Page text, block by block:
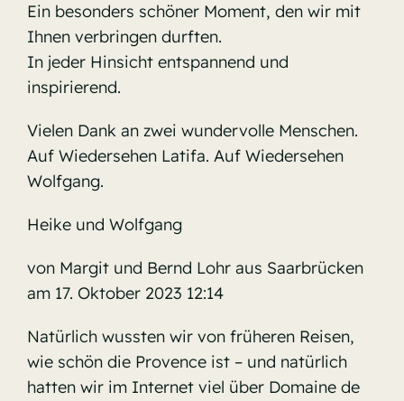
Kontakt
Ein besonders schöner Moment, den wir mit
Ihnen verbringen durften.
In jeder Hinsicht entspannend und
inspirierend.
Vielen Dank an zwei wundervolle Menschen.
Auf Wiedersehen Latifa. Auf Wiedersehen
Wolfgang.
Heike und Wolfgang
von Margit und Bernd Lohr aus Saarbrücken
am 17. Oktober 2023 12:14
Natürlich wussten wir von früheren Reisen,
wie schön die Provence ist – und natürlich
hatten wir im Internet viel über Domaine de